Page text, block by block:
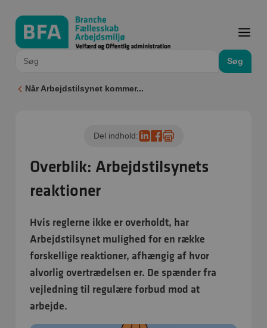
Søg
Når Arbejdstilsynet kommer...
Overblik: Arbejdstilsynets
reaktioner
Del indhold:
Hvis reglerne ikke er overholdt, har
Arbejdstilsynet mulighed for en række
forskellige reaktioner, afhængig af hvor
alvorlig overtrædelsen er. De spænder fra
vejledning til regulære forbud mod at
arbejde.